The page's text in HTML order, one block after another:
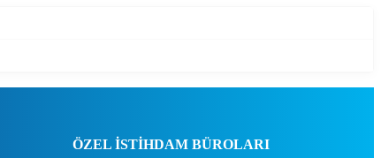
ÖZEL İSTİHDAM BÜROLARI